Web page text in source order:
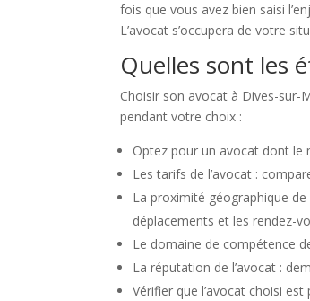
fois que vous avez bien saisi
L’avocat s’occupera de votre
Quelles sont les
Choisir son avocat à Dives-sur-
pendant votre choix :
Optez pour un avocat dont le
Les tarifs de l’avocat :
La proximité géographique
déplacements et les rendez-
Le domaine de compétence
La réputation de l’avocat :
Vérifier que l’avocat choisi